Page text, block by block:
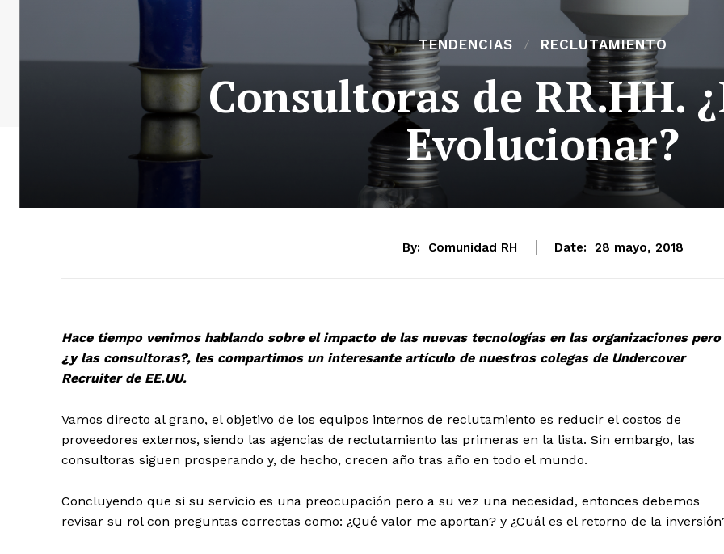
TENDENCIAS RECLUTAMIENTO
Consultoras de RR.HH.
Evolucionar?
By: Comunidad RH Date: 28 mayo, 2018
Hace tiempo venimos hablando sobre el impacto de las nuevas tecnologías en las organizaciones pero
¿y las consultoras?, les compartimos un interesante artículo de nuestros colegas de Undercover
Recruiter de EE.UU.
Vamos directo al grano, el objetivo de los equipos internos de reclutamiento es reducir el costos de
proveedores externos, siendo las agencias de reclutamiento las primeras en la lista. Sin embargo, las
consultoras siguen prosperando y, de hecho, crecen año tras año en todo el mundo.
Concluyendo que si su servicio es una preocupación pero a su vez una necesidad, entonces debemos
revisar su rol con preguntas correctas como: ¿Qué valor me aportan? y ¿Cuál es el retorno de la